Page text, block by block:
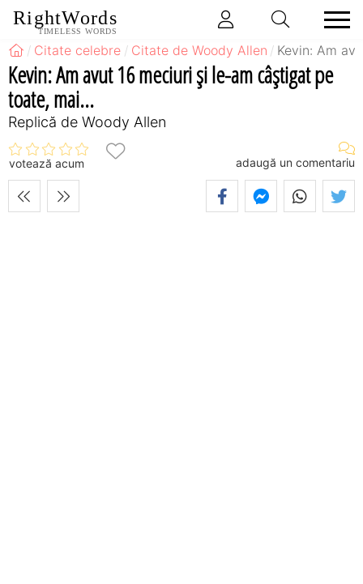
RightWords
TIMELESS WORDS
Citate celebre Citate de Woody Allen Kevin: Am
Kevin: Am avut 16 meciuri şi le-am câştigat pe
toate, mai...
Replică de Woody Allen
votează acum adaugă un comentariu